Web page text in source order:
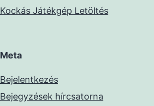
Kockás Játékgép Letöltés
Meta
Bejelentkezés
Bejegyzések hírcsatorna